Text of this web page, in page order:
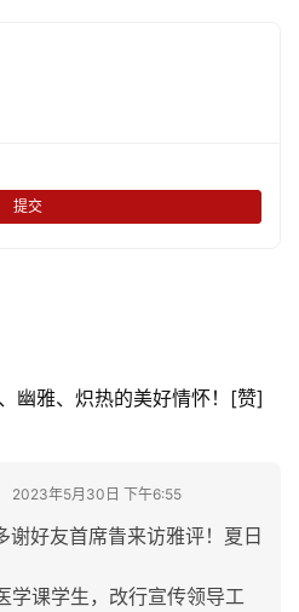
提交
幽雅、炽热的美好情怀！[赞]
2023年5月30日 下午6:55
谢好友首席眚来访雅评！夏日
学课学生，改行宣传领导工